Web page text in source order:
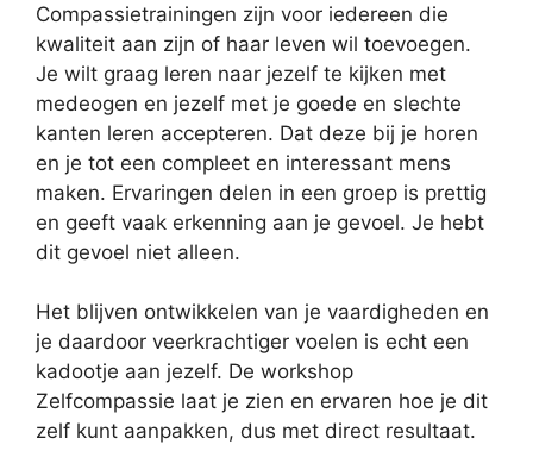
Compassietrainingen zijn voor iedereen die
kwaliteit aan zijn of haar leven wil toevoegen.
Je wilt graag leren naar jezelf te kijken met
medeogen en jezelf met je goede en slechte
kanten leren accepteren. Dat deze bij je horen
en je tot een compleet en interessant mens
maken. Ervaringen delen in een groep is prettig
en geeft vaak erkenning aan je gevoel. Je hebt
dit gevoel niet alleen.
Het blijven ontwikkelen van je vaardigheden en
je daardoor veerkrachtiger voelen is echt een
kadootje aan jezelf. De workshop
Zelfcompassie laat je zien en ervaren hoe je dit
zelf kunt aanpakken, dus met direct resultaat.